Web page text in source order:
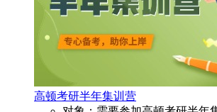
高顿考研半年集训营